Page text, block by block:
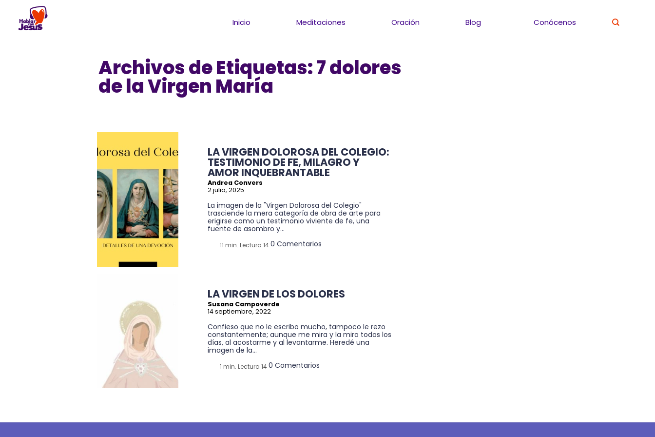
content
Inicio Meditaciones Oración Blog Conócenos
Archivos de Etiquetas:7 dolores
de la Virgen María
LA VIRGEN DOLOROSA DEL COLEGIO:
TESTIMONIO DE FE, MILAGRO Y
AMOR INQUEBRANTABLE
Andrea Convers
2 julio, 2025
La imagen de la "Virgen Dolorosa del Colegio"
trasciende la mera categoría de obra de arte para
erigirse como un testimonio viviente de fe, una
fuente de asombro y...
11 min. Lectura 140 Comentarios
LA VIRGEN DE LOS DOLORES
Susana Campoverde
14 septiembre, 2022
Confieso que no le escribo mucho, tampoco le rezo
constantemente; aunque me mira y la miro todos los
días, al acostarme y al levantarme. Heredé una
imagen de la...
1 min. Lectura 140 Comentarios